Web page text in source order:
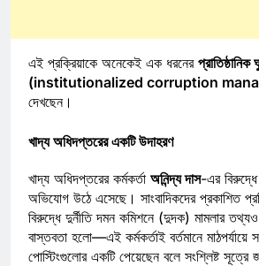
এই প্রক্রিয়াকে অনেকেই এক ধরনের
(institutionalized corruption
দেখছেন।
খাদ্য অধিদপ্তরের একটি উদাহরণ
খাদ্য অধিদপ্তরের কর্মকর্তা অনিন্দ্য দাস-এর বিরুদ্ধে
অভিযোগ উঠে এসেছে। সাংবাদিকদের প্রকাশিত
বিরুদ্ধে দুর্নীতি দমন কমিশনে (দুদক) মামলার
বাস্তবতা হলো—এই কর্মকর্তাই বর্তমানে মাঠপর্যায়ে
পোস্টিংগুলোর একটি পেয়েছেন বলে সংশ্লিষ্ট সূত্রে